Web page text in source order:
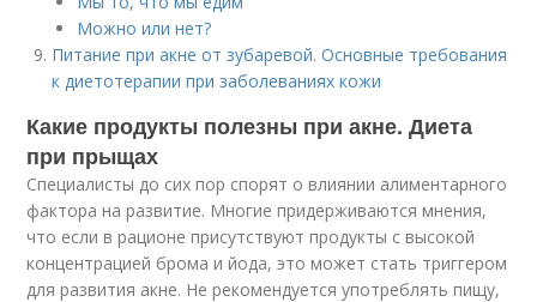
Можно или нет?
Питание при акне от зубаревой. Основные требования
к диетотерапии при заболеваниях кожи
Какие продукты полезны при акне. Диета
при прыщах
Специалисты до сих пор спорят о влиянии алиментарного
фактора на развитие. Многие придерживаются мнения,
что если в рационе присутствуют продукты с высокой
концентрацией брома и йода, это может стать триггером
для развития акне. Не рекомендуется употреблять пищу,